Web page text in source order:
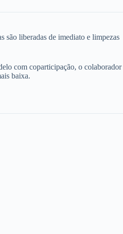
são liberadas de imediato e limpezas
com coparticipação, o colaborador
baixa.